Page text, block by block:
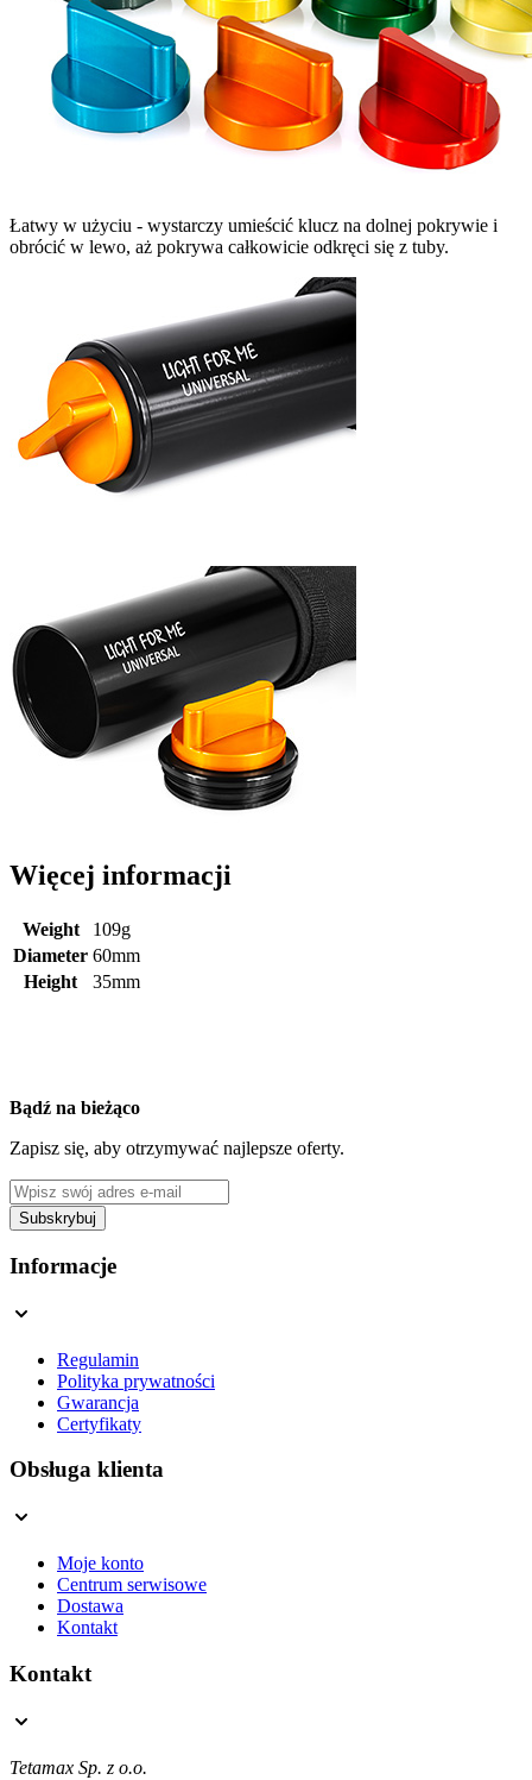
Łatwy w użyciu - wystarczy umieścić klucz na dolnej pokrywie i
obrócić w lewo, aż pokrywa całkowicie odkręci się z tuby.
Więcej informacji
Weight
109g
Diameter 60mm
Height
35mm
Bądź na bieżąco
Zapisz się, aby otrzymywać najlepsze oferty.
Adres e-mail
Subskrybuj
This form is protected by reCAPTCHA - the
Informacje
Regulamin
Polityka prywatności
Gwarancja
Certyfikaty
Obsługa klienta
Moje konto
Centrum serwisowe
Dostawa
Kontakt
Kontakt
Tetamax Sp. z o.o.